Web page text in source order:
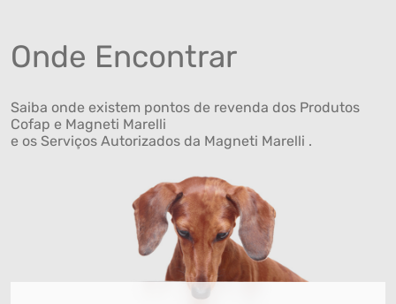
Onde Encontrar
Saiba onde existem pontos de revenda dos Produtos
Cofap e Magneti Marelli
e os Serviços Autorizados da Magneti Marelli .